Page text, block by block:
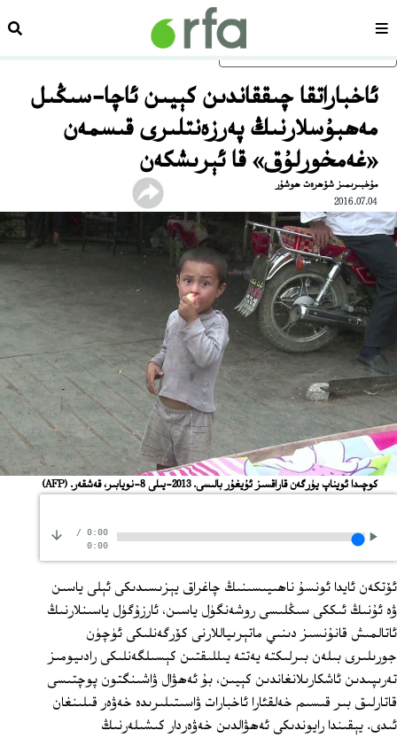
ئاساسلىق مەزمۇنغا ئاتلاڭسەھىپە
ئاخباراتقا چىققاندىن كېيىن ئاچا-سىڭىل
مەھبۇسلارنىڭ پەرزەنتلىرى قىسمەن
«غەمخورلۇق» قا ئېرىشكەن
مۇخبىرىمىز شۆھرەت ھوشۇر
2016.07.04
كوچىدا ئويناپ يۈرگەن قاراقسىز ئۇيغۇر بالىسى. 2013-يىلى 8-نويابىر، قەشقەر. (AFP)
0:00
/
0:00
ئۆتكەن ئايدا ئونسۇ ناھىيىسىنىڭ چاغراق يېزىسىدىكى ئېلى ياسىن
ۋە ئۇنىڭ ئىككى سىڭلىسى روشەنگۈل ياسىن، ئارزۇگۈل ياسىنلارنىڭ
ئاتالمىش قانۇنسىز دىنىي ماتېرىياللارنى كۆرگەنلىكى ئۈچۈن
جورىلىرى بىلەن بىرلىكتە يەتتە يىللىقتىن كېسىلگەنلىكى رادىيومىز
تەرىپىدىن ئاشكارىلانغاندىن كېيىن، بۇ ئەھۋال ۋاشىنگتون پوچتىسى
قاتارلىق بىر قىسىم خەلقئارا ئاخبارات ۋاسىتىلىرىدە خەۋەر قىلىنغان
ئىدى. يېقىندا رايوندىكى ئەھۋالدىن خەۋەردار كىشىلەرنىڭ